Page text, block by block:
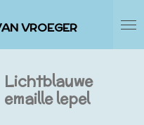
VROEGER
Lichtblauwe
emaille lepel